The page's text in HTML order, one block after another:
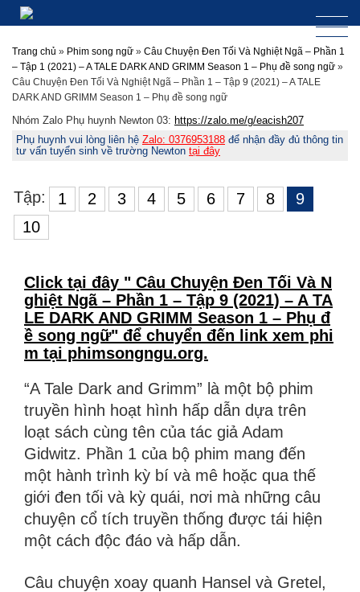
Trang chủ » Phim song ngữ » Câu Chuyện Đen Tối Và Nghiệt Ngã – Phần 1
– Tập 1 (2021) – A TALE DARK AND GRIMM Season 1 – Phụ đề song ngữ »
Câu Chuyện Đen Tối Và Nghiệt Ngã – Phần 1 – Tập 9 (2021) – A TALE
DARK AND GRIMM Season 1 – Phụ đề song ngữ
Nhóm Zalo Phụ huynh Newton 03: https://zalo.me/g/eacish207
Phụ huynh vui lòng liên hệ Zalo: 0376953188 để nhận đầy đủ thông tin
tư vấn tuyển sinh về trường Newton tại đây
Tập: 1 2 3 4 5 6 7 8
9
10
Click tại đây " Câu Chuyện Đen Tối Và N
ghiệt Ngã – Phần 1 – Tập 9 (2021) – A TA
LE DARK AND GRIMM Season 1 – Phụ đ
ề song ngữ" để chuyển đến link xem phi
m tại phimsongngu.org.
“A Tale Dark and Grimm” là một bộ phim
truyền hình hoạt hình hấp dẫn dựa trên
loạt sách cùng tên của tác giả Adam
Gidwitz. Phần 1 của bộ phim mang đến
một hành trình kỳ bí và mê hoặc qua thế
giới đen tối và kỳ quái, nơi mà những câu
chuyện cổ tích truyền thống được tái hiện
một cách độc đáo và hấp dẫn.
Câu chuyện xoay quanh Hansel và Gretel,